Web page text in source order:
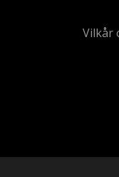
Vilkår